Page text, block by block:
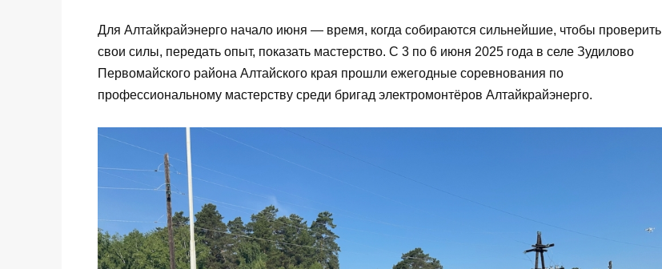
Для Алтайкрайэнерго начало июня — время, когда собираются сильнейшие, чтобы проверить
свои силы, передать опыт, показать мастерство. С 3 по 6 июня 2025 года в селе Зудилово
Первомайского района Алтайского края прошли ежегодные соревнования по
профессиональному мастерству среди бригад электромонтёров Алтайкрайэнерго.